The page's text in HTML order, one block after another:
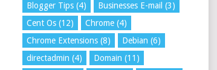
Blogger Tips (4) Businesses E-mail (3)
Cent Os (12) Chrome (4)
Chrome Extensions (8) Debian (6)
directadmin (4) Domain (11)